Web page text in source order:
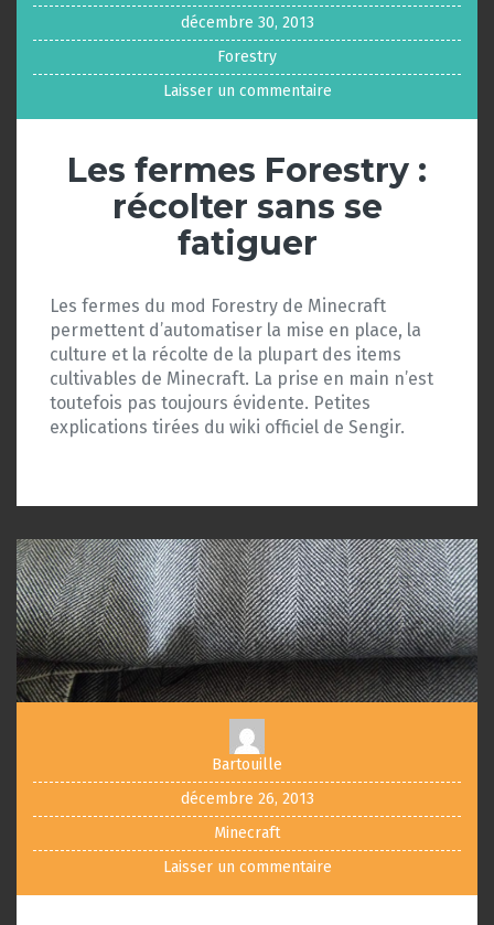
décembre 30, 2013
Forestry
Laisser un commentaire
Les fermes Forestry :
récolter sans se
fatiguer
Les fermes du mod Forestry de Minecraft
permettent d’automatiser la mise en place, la
culture et la récolte de la plupart des items
cultivables de Minecraft. La prise en main n’est
toutefois pas toujours évidente. Petites
explications tirées du wiki officiel de Sengir.
Bartouille
décembre 26, 2013
Minecraft
Laisser un commentaire